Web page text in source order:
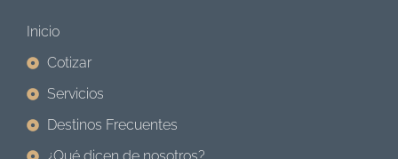
Inicio
Cotizar
Servicios
Destinos Frecuentes